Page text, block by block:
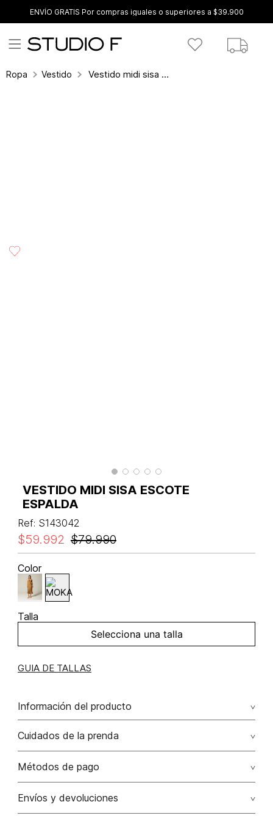
ENVÍO GRATIS Por compras iguales o superiores a $39.900
Ropa Vestidos Vestido midi sisa escote espalda
VESTIDO MIDI SISA ESCOTE
ESPALDA
Ref: S143042
$79.990
$59.992
Color
Talla
Selecciona una talla
GUIA DE TALLAS
Información del producto
Vestido midi sisa escote espalda 100.00% poliéster/polyester
Cuidados de la prenda
Lavar a mano temperatura máx 40°c no secar en maquina
No usar lejia
Métodos de pago
Tarjetas de crédito: Visa, Dinners, Master Card y American
Envíos y devoluciones